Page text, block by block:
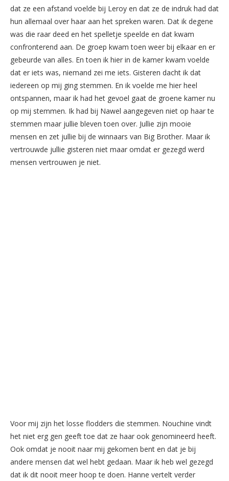
dat ze een afstand voelde bij Leroy en dat ze de indruk had dat
hun allemaal over haar aan het spreken waren. Dat ik degene
was die raar deed en het spelletje speelde en dat kwam
confronterend aan. De groep kwam toen weer bij elkaar en er
gebeurde van alles. En toen ik hier in de kamer kwam voelde
dat er iets was, niemand zei me iets. Gisteren dacht ik dat
iedereen op mij ging stemmen. En ik voelde me hier heel
ontspannen, maar ik had het gevoel gaat de groene kamer nu
op mij stemmen. Ik had bij Nawel aangegeven niet op haar te
stemmen maar jullie bleven toen over. Jullie zijn mooie
mensen en zet jullie bij de winnaars van Big Brother. Maar ik
vertrouwde jullie gisteren niet maar omdat er gezegd werd
mensen vertrouwen je niet.
Voor mij zijn het losse flodders die stemmen. Nouchine vindt
het niet erg gen geeft toe dat ze haar ook genomineerd heeft.
Ook omdat je nooit naar mij gekomen bent en dat je bij
andere mensen dat wel hebt gedaan. Maar ik heb wel gezegd
dat ik dit nooit meer hoop te doen. Hanne vertelt verder